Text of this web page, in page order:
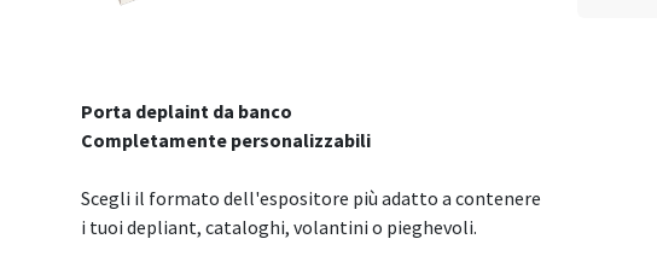
Porta deplaint da banco
Completamente personalizzabili
Scegli il formato dell'espositore più adatto a contenere
i tuoi depliant, cataloghi, volantini o pieghevoli.